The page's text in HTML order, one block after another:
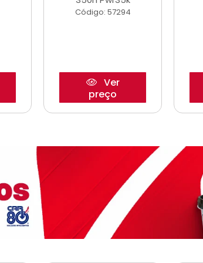
Código: 57294
Ver
preço